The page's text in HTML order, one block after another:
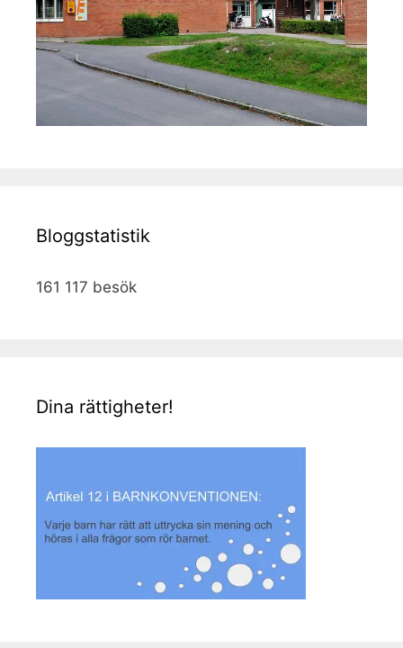
Bloggstatistik
161 117 besök
Dina rättigheter!